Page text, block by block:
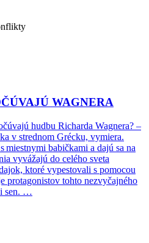
WAGNERA
hudbu Richarda Wagnera? –
v strednom Grécku, vymiera.
miestnymi babičkami a dajú sa na
vyvážajú do celého sveta
ktoré vypestovali s pomocou
protagonistov tohto nezvyčajného
sen. …